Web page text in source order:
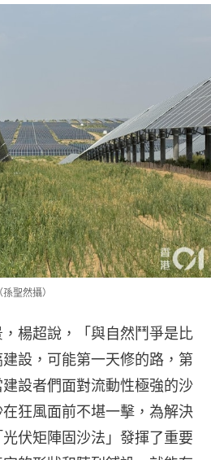
聖然攝）
楊超說，「與自然鬥爭是比
設，可能第一天修的路，第
設者們面對流動性極強的沙
狂風面前不堪一擊，為解決
伏矩陣固沙法」發揮了重要